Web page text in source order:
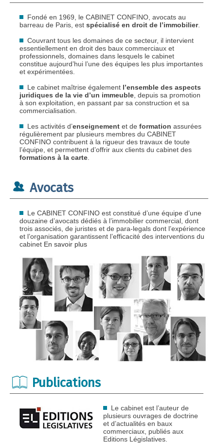
Fondé en 1969, le CABINET CONFINO, avocats au
barreau de Paris, est spécialisé en droit de l’immobilier.
Couvrant tous les domaines de ce secteur, il intervient
essentiellement en droit des baux commerciaux et
professionnels, domaines dans lesquels le cabinet
constitue aujourd’hui l’une des équipes les plus importantes
et expérimentées.
Le cabinet maîtrise également l’ensemble des aspects
juridiques de la vie d’un immeuble , depuis sa promotion
à son exploitation, en passant par sa construction et sa
commercialisation.
Les activités d’enseignement et de formation assurées
régulièrement par plusieurs membres du CABINET
CONFINO contribuent à la rigueur des travaux de toute
l’équipe, et permettent d’offrir aux clients du cabinet des
formations à la carte
Avocats
Le CABINET CONFINO est constitué d’une équipe d’une
douzaine d’avocats dédiés à l’immobilier commercial, dont
trois associés, de juristes et de para-legals dont l’expérience
et l’organisation garantissent l’efficacité des interventions du
cabinet En savoir plus
Publications
Le cabinet est l’auteur de
plusieurs ouvrages de doctrine
et d’actualités en baux
commerciaux, publiés aux
Editions Législatives.